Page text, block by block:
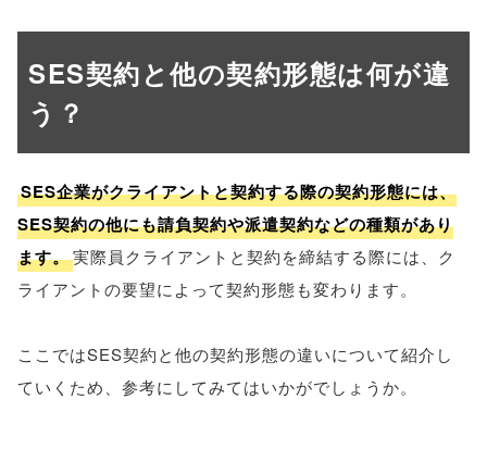
SES契約と他の契約形態は何が違
う？
SES企業がクライアントと契約する際の契約形態には、
SES契約の他にも請負契約や派遣契約などの種類があり
ます。実際員クライアントと契約を締結する際には、ク
ライアントの要望によって契約形態も変わります。
ここではSES契約と他の契約形態の違いについて紹介し
ていくため、参考にしてみてはいかがでしょうか。